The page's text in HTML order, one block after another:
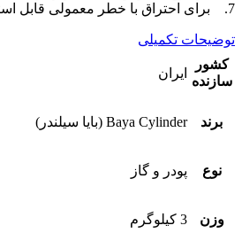
7. برای احتراق با خطر معمولی قابل استفاده است.
توضیحات تکمیلی
کشور
سازنده
ایران
برند Baya Cylinder (بایا سیلندر)
نوع پودر و گاز
وزن 3 کیلوگرم